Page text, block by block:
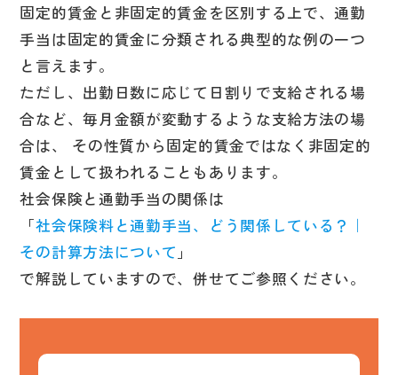
固定的賃金と非固定的賃金を区別する上で、通勤
手当は固定的賃金に分類される典型的な例の一つ
と言えます。
ただし、出勤日数に応じて日割りで支給される場
合など、毎月金額が変動するような支給方法の場
合は、 その性質から固定的賃金ではなく非固定的
賃金として扱われることもあります。
社会保険と通勤手当の関係は
「社会保険料と通勤手当、どう関係している？｜
その計算方法について 」
で解説していますので、併せてご参照ください。